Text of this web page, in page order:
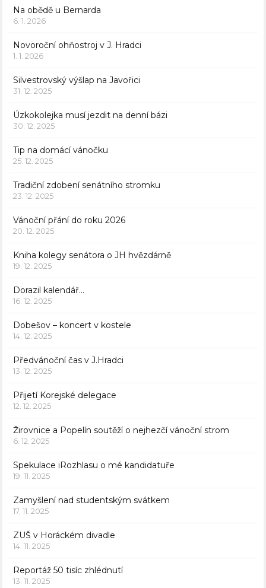
Na obědě u Bernarda
6. 1. 2026
Novoroční ohňostroj v J. Hradci
1. 1. 2026
Silvestrovský výšlap na Javořici
31. 12. 2025
Úzkokolejka musí jezdit na denní bázi
30. 12. 2025
Tip na domácí vánočku
25. 12. 2025
Tradiční zdobení senátního stromku
23. 12. 2025
Vánoční přání do roku 2026
20. 12. 2025
Kniha kolegy senátora o JH hvězdárně
19. 12. 2025
Dorazil kalendář…
16. 12. 2025
Dobešov – koncert v kostele
14. 12. 2025
Předvánoční čas v J.Hradci
13. 12. 2025
Přijetí Korejské delegace
12. 12. 2025
Žirovnice a Popelín soutěží o nejhezčí vánoční strom
6. 12. 2025
Spekulace iRozhlasu o mé kandidatuře
19. 11. 2025
Zamyšlení nad studentským svátkem
17. 11. 2025
ZUŠ v Horáckém divadle
14. 11. 2025
Reportáž 50 tisíc zhlédnutí
13. 11. 2025